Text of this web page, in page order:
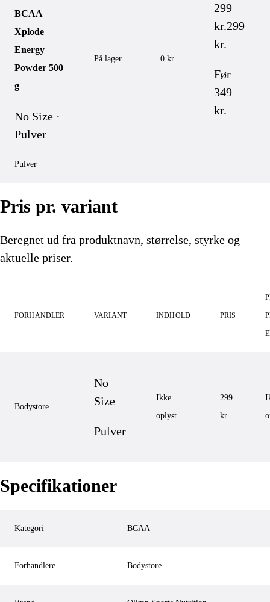
BCAA
Xplode
Energy
Powder 500
g
No Size ·
Pulver
Pulver
På lager 0 kr.
299
kr.299
kr.
Før
349
kr.
Pris pr. variant
Beregnet ud fra produktnavn, størrelse, styrke og
aktuelle priser.
FORHANDLER VARIANT INDHOLD PRIS
Bodystore
No
Size
Pulver
Ikke
oplyst
299
kr.
Specifikationer
Kategori BCAA
Forhandlere Bodystore